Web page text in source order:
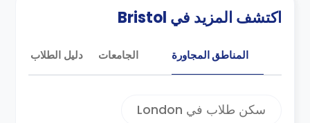
بديلا عن اوكسبريدج وجامعه غرب انجلترا
لندن وتعتبر بريستول مدينه تاريخيه مثلها مثل
احتوائها علي الكثير من المطاعم واماكن
اكتشف المزيد في Bristol
المناطق المجاورة الجامعات دليل الطلاب
سكن طلاب في London